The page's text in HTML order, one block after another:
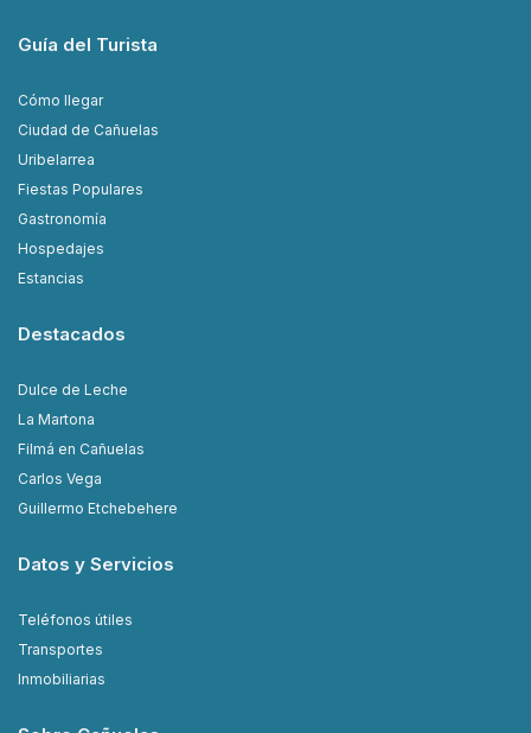
Guía del Turista
Cómo llegar
Ciudad de Cañuelas
Uribelarrea
Fiestas Populares
Gastronomía
Hospedajes
Estancias
Destacados
Dulce de Leche
La Martona
Filmá en Cañuelas
Carlos Vega
Guillermo Etchebehere
Datos y Servicios
Teléfonos útiles
Transportes
Inmobiliarias